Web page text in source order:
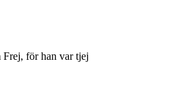
för han var tjej